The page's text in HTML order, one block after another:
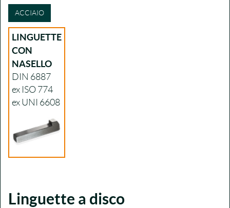
ACCIAIO
LINGUETTE
CON
NASELLO
DIN 6887
ex ISO 774
ex UNI 6608
Linguette a disco